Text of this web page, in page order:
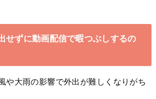
せずに動画配信で暇つぶしするの
や大雨の影響で外出が難しくなりがち